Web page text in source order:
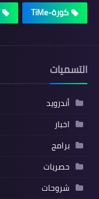
كورة-TiMe
التسميات
أندرويد
اخبار
برامج
حصريات
شروحات